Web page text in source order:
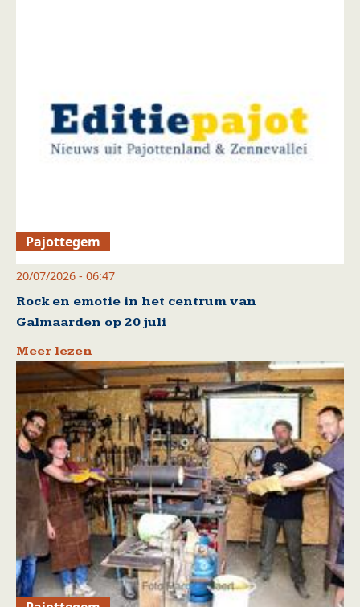
Pajottegem
20/07/2026 - 06:47
Rock en emotie in het centrum van
Galmaarden op 20 juli
Meer lezen